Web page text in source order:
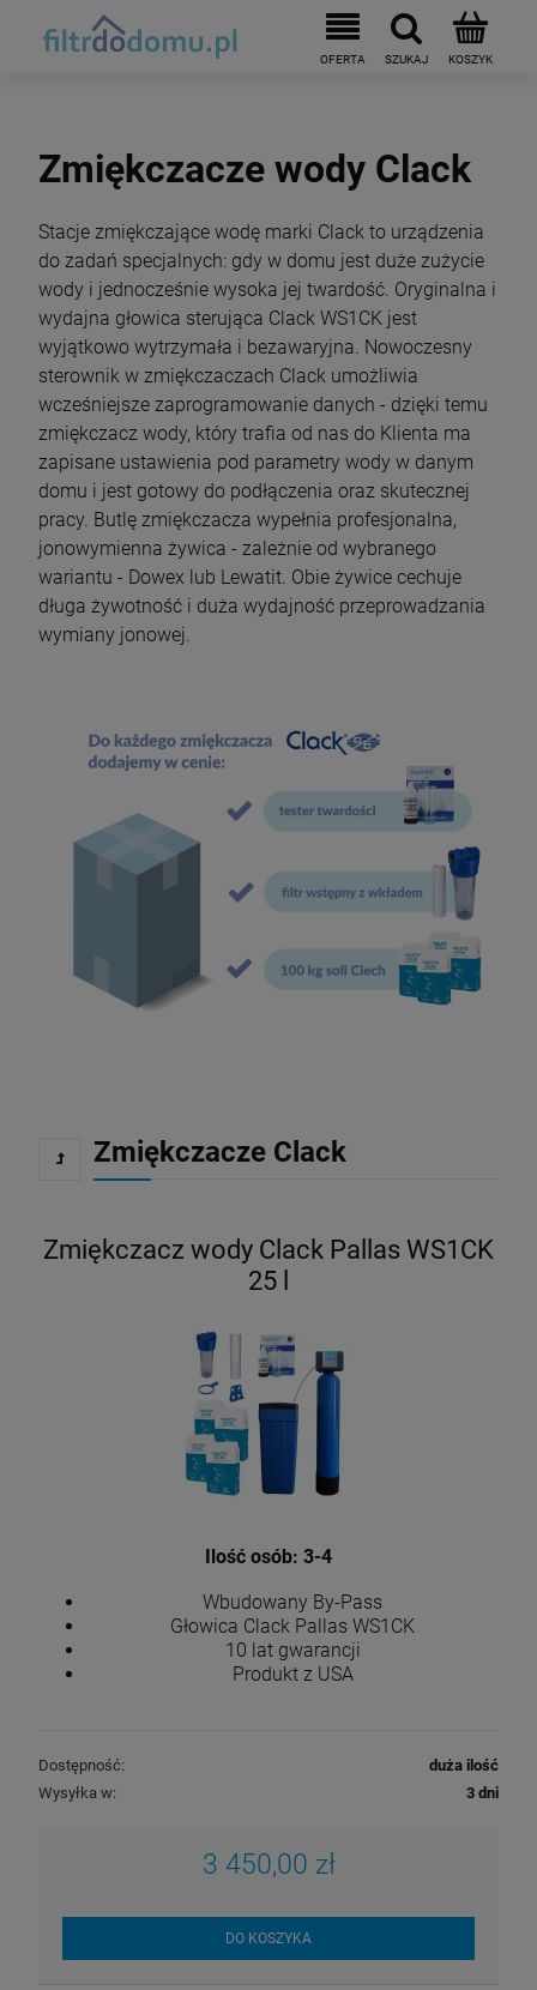
Zmiękczacze wody Clack
Stacje zmiękczające wodę marki Clack to urządzenia
do zadań specjalnych: gdy w domu jest duże zużycie
wody i jednocześnie wysoka jej twardość. Oryginalna i
wydajna głowica sterująca Clack WS1CK jest
wyjątkowo wytrzymała i bezawaryjna. Nowoczesny
sterownik w zmiękczaczach Clack umożliwia
wcześniejsze zaprogramowanie danych - dzięki temu
zmiękczacz wody, który trafia od nas do Klienta ma
zapisane ustawienia pod parametry wody w danym
domu i jest gotowy do podłączenia oraz skutecznej
pracy. Butlę zmiękczacza wypełnia profesjonalna,
jonowymienna żywica - zależnie od wybranego
wariantu - Dowex lub Lewatit. Obie żywice cechuje
długa żywotność i duża wydajność przeprowadzania
wymiany jonowej.
Zmiękczacze Clack
Zmiękczacz wody Clack Pallas WS1CK
25 l
Ilość osób: 3-4
Wbudowany By-Pass
Głowica Clack Pallas WS1CK
10 lat gwarancji
Produkt z USA
Dostępność:
duża ilość
Wysyłka w:
3 dni
3 450,00 zł
DO KOSZYKA